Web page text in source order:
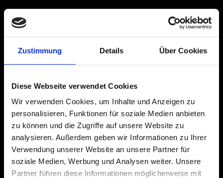
Zustimmung Details Über Cookies
Diese Webseite verwendet Cookies
Wir verwenden Cookies, um Inhalte und Anzeigen zu
personalisieren, Funktionen für soziale Medien anbieten
zu können und die Zugriffe auf unsere Website zu
analysieren. Außerdem geben wir Informationen zu Ihrer
Verwendung unserer Website an unsere Partner für
soziale Medien, Werbung und Analysen weiter. Unsere
Partner führen diese Informationen möglicherweise mit
Home
Leistungen
Generalplanung
Architektur
Projekte
Kontakt
Neubau
Home
Portfolio
Neubau